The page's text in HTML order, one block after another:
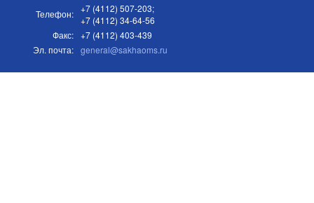
Телефон: +7 (4112) 507-203;
+7 (4112) 34-64-56
Факс: +7 (4112) 403-439
Эл. почта: general@sakhaoms.ru